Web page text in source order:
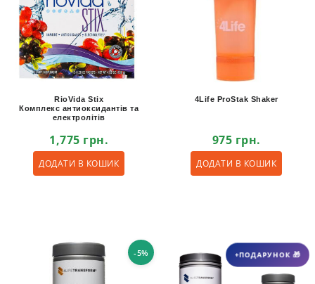
RioVida Stix
Комплекс антиоксидантів та
електролітів
1,775 грн.
ДОДАТИ В КОШИК
4Life ProStak Shaker
975 грн.
ДОДАТИ В КОШИК
-5% +ПОДАРУНОК 🎁